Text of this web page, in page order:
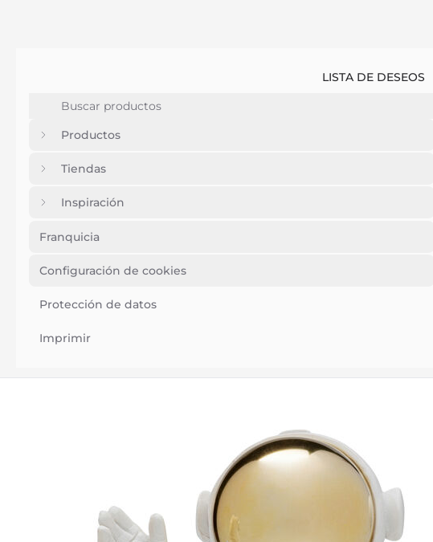
LISTA DE DESEOS
Productos
Tiendas
Inspiración
Franquicia
Configuración de cookies
Protección de datos
Imprimir